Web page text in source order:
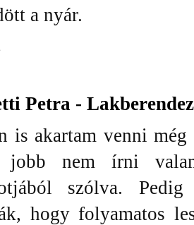
a nyár.
Petra -
is akartam venni
jobb nem írni
szólva.
hogy folyamatos